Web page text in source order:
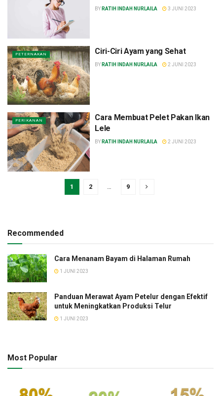
BY RATIH INDAH NURLAILA 3 JUNI 2023
PETERNAKAN Ciri-Ciri Ayam yang Sehat
BY RATIH INDAH NURLAILA 2 JUNI 2023
PERIKANAN
Cara Membuat Pelet Pakan Ikan
Lele
BY RATIH INDAH NURLAILA 2 JUNI 2023
1 2 9
Recommended
Cara Menanam Bayam di Halaman Rumah
1 JUNI 2023
Panduan Merawat Ayam Petelur dengan Efektif
untuk Meningkatkan Produksi Telur
1 JUNI 2023
Most Popular